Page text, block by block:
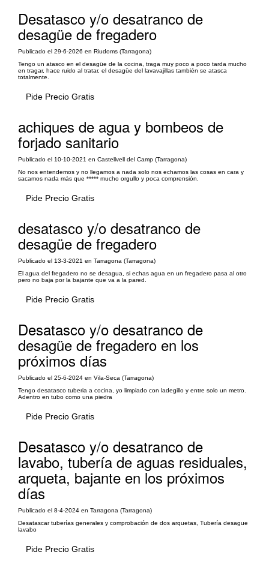
Desatasco y/o desatranco de
desagüe de fregadero
Publicado el 29-6-2026 en Riudoms (Tarragona)
Tengo un atasco en el desagüe de la cocina, traga muy poco a poco tarda mucho
en tragar, hace ruido al tratar, el desagüe del lavavajillas también se atasca
totalmente.
Pide Precio Gratis
achiques de agua y bombeos de
forjado sanitario
Publicado el 10-10-2021 en Castellvell del Camp (Tarragona)
No nos entendemos y no llegamos a nada solo nos echamos las cosas en cara y
sacamos nada más que ***** mucho orgullo y poca comprensión.
Pide Precio Gratis
desatasco y/o desatranco de
desagüe de fregadero
Publicado el 13-3-2021 en Tarragona (Tarragona)
El agua del fregadero no se desagua, si echas agua en un fregadero pasa al otro
pero no baja por la bajante que va a la pared.
Pide Precio Gratis
Desatasco y/o desatranco de
desagüe de fregadero en los
próximos días
Publicado el 25-6-2024 en Vila-Seca (Tarragona)
Tengo desatasco tuberia a cocina, yo limpiado con ladegillo y entre solo un metro.
Adentro en tubo como una piedra
Pide Precio Gratis
Desatasco y/o desatranco de
lavabo, tubería de aguas residuales,
arqueta, bajante en los próximos
días
Publicado el 8-4-2024 en Tarragona (Tarragona)
Desatascar tuberías generales y comprobación de dos arquetas, Tubería desague
lavabo
Pide Precio Gratis